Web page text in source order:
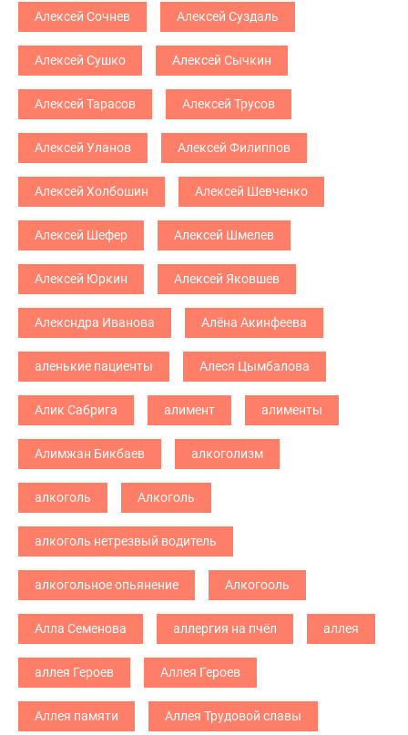
Алексей Сочнев Алексей Суздаль
Алексей Сушко Алексей Сычкин
Алексей Тарасов Алексей Трусов
Алексей Уланов Алексей Филиппов
Алексей Холбошин Алексей Шевченко
Алексей Шефер Алексей Шмелев
Алексей Юркин Алексей Яковшев
Алексндра Иванова Алёна Акинфеева
аленькие пациенты Алеся Цымбалова
Алик Сабрига алимент алименты
Алимжан Бикбаев алкоголизм
алкоголь Алкоголь
алкоголь нетрезвый водитель
алкогольное опьянение Алкогооль
Алла Семенова аллергия на пчёл аллея
аллея Героев Аллея Героев
Аллея памяти Аллея Трудовой славы